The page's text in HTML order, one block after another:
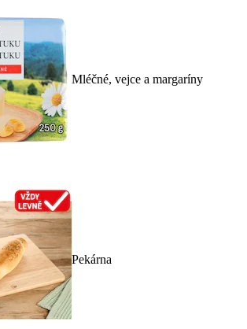
Mléčné, vejce a margaríny
Pekárna